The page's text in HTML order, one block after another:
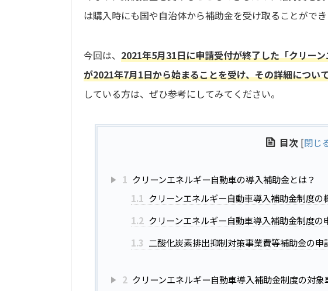
は購入時にも国や自治体から補助金を受け取ることがで
今回は、 2021年5月31日に申請受付が終了した「クリー
が2021年7月1日から始まることを受け、その詳細につい
している方は、ぜひ参考にしてみてください。
目次 [閉じ
1 クリーンエネルギー自動車の導入補助金とは？
1.1 クリーンエネルギー自動車導入補助金制度の
1.2 クリーンエネルギー自動車導入補助金制度の
1.3 二酸化炭素排出抑制対策事業費等補助金の申
2 クリーンエネルギー自動車導入補助金制度の対象